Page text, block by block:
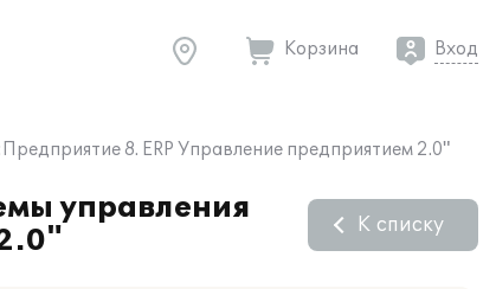
Корзина Вход
8. ERP Управление предприятием 2.0"
управления
К списку